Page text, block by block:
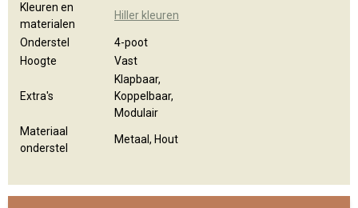
Kleuren en
materialen
Hiller kleuren
Onderstel
4-poot
Hoogte
Vast
Extra's
Klapbaar,
Koppelbaar,
Modulair
Materiaal
onderstel
Metaal, Hout